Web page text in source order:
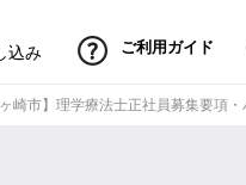
込み ご利用ガイド
ヶ崎市】理学療法士正社員募集要項